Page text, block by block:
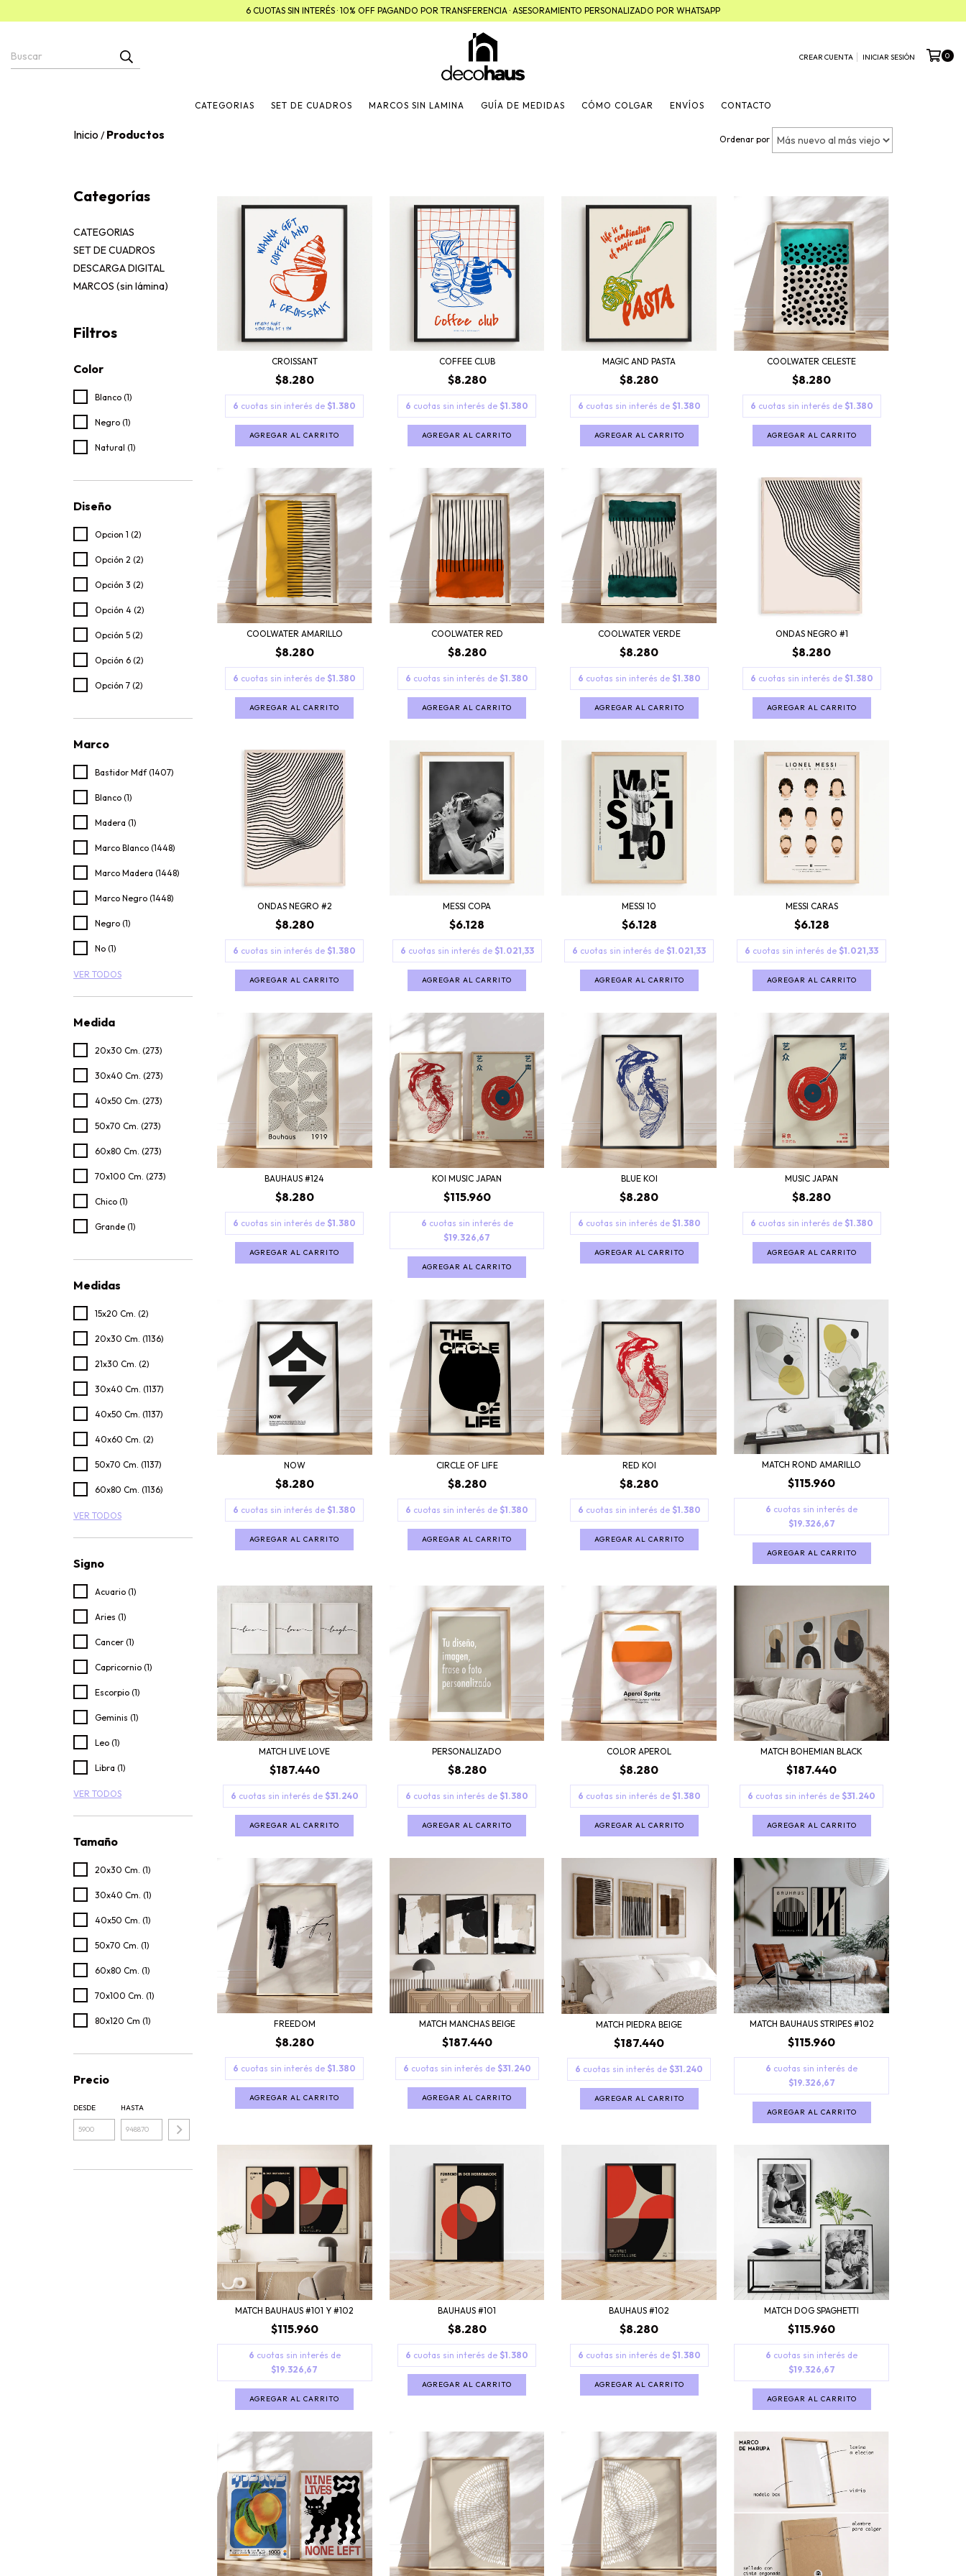
6 CUOTAS SIN INTERÉS · 10% OFF PAGANDO POR TRANSFERENCIA · ASESORAMIENTO PERSONALIZADO POR WHATSAPP
CREAR CUENTA INICIAR SESIÓN 0
CATEGORIAS SET DE CUADROS MARCOS SIN LAMINA GUÍA DE MEDIDAS CÓMO COLGAR ENVÍOS CONTACTO
Inicio / Productos Ordenar por
Categorías
CATEGORIAS
SET DE CUADROS
DESCARGA DIGITAL
MARCOS (sin lámina)
Filtros
Color
Blanco (1)
Negro (1)
Natural (1)
Diseño
Opcion 1 (2)
Opción 2 (2)
Opción 3 (2)
Opción 4 (2)
Opción 5 (2)
Opción 6 (2)
Opción 7 (2)
Marco
Bastidor Mdf (1407)
Blanco (1)
Madera (1)
Marco Blanco (1448)
Marco Madera (1448)
Marco Negro (1448)
Negro (1)
No (1)
VER TODOS
Medida
20x30 Cm. (273)
30x40 Cm. (273)
40x50 Cm. (273)
50x70 Cm. (273)
60x80 Cm. (273)
70x100 Cm. (273)
Chico (1)
Grande (1)
Medidas
15x20 Cm. (2)
20x30 Cm. (1136)
21x30 Cm. (2)
30x40 Cm. (1137)
40x50 Cm. (1137)
40x60 Cm. (2)
50x70 Cm. (1137)
60x80 Cm. (1136)
VER TODOS
Signo
Acuario (1)
Aries (1)
Cancer (1)
Capricornio (1)
Escorpio (1)
Geminis (1)
Leo (1)
Libra (1)
VER TODOS
Tamaño
20x30 Cm. (1)
30x40 Cm. (1)
40x50 Cm. (1)
50x70 Cm. (1)
60x80 Cm. (1)
70x100 Cm. (1)
80x120 Cm (1)
Precio
DESDE HASTA
CROISSANT
$8.280
6 cuotas sin interés de $1.380
AGREGAR AL CARRITO
COFFEE CLUB
$8.280
6 cuotas sin interés de $1.380
AGREGAR AL CARRITO
MAGIC AND PASTA
$8.280
6 cuotas sin interés de $1.380
AGREGAR AL CARRITO
COOLWATER CELESTE
$8.280
6 cuotas sin interés de $1.380
AGREGAR AL CARRITO
COOLWATER AMARILLO
$8.280
6 cuotas sin interés de $1.380
AGREGAR AL CARRITO
COOLWATER RED
$8.280
6 cuotas sin interés de $1.380
AGREGAR AL CARRITO
COOLWATER VERDE
$8.280
6 cuotas sin interés de $1.380
AGREGAR AL CARRITO
ONDAS NEGRO #1
$8.280
6 cuotas sin interés de $1.380
AGREGAR AL CARRITO
ONDAS NEGRO #2
$8.280
6 cuotas sin interés de $1.380
AGREGAR AL CARRITO
MESSI COPA
$6.128
6 cuotas sin interés de $1.021,33
AGREGAR AL CARRITO
MESSI 10
$6.128
6 cuotas sin interés de $1.021,33
AGREGAR AL CARRITO
MESSI CARAS
$6.128
6 cuotas sin interés de $1.021,33
AGREGAR AL CARRITO
BAUHAUS #124
$8.280
6 cuotas sin interés de $1.380
AGREGAR AL CARRITO
KOI MUSIC JAPAN
$115.960
6 cuotas sin interés de
$19.326,67
AGREGAR AL CARRITO
BLUE KOI
$8.280
6 cuotas sin interés de $1.380
AGREGAR AL CARRITO
MUSIC JAPAN
$8.280
6 cuotas sin interés de $1.380
AGREGAR AL CARRITO
NOW
$8.280
6 cuotas sin interés de $1.380
AGREGAR AL CARRITO
CIRCLE OF LIFE
$8.280
6 cuotas sin interés de $1.380
AGREGAR AL CARRITO
RED KOI
$8.280
6 cuotas sin interés de $1.380
AGREGAR AL CARRITO
MATCH ROND AMARILLO
$115.960
6 cuotas sin interés de
$19.326,67
AGREGAR AL CARRITO
MATCH LIVE LOVE
$187.440
6 cuotas sin interés de $31.240
AGREGAR AL CARRITO
PERSONALIZADO
$8.280
6 cuotas sin interés de $1.380
AGREGAR AL CARRITO
COLOR APEROL
$8.280
6 cuotas sin interés de $1.380
AGREGAR AL CARRITO
MATCH BOHEMIAN BLACK
$187.440
6 cuotas sin interés de $31.240
AGREGAR AL CARRITO
FREEDOM
$8.280
6 cuotas sin interés de $1.380
AGREGAR AL CARRITO
MATCH MANCHAS BEIGE
$187.440
6 cuotas sin interés de $31.240
AGREGAR AL CARRITO
MATCH PIEDRA BEIGE
$187.440
6 cuotas sin interés de $31.240
AGREGAR AL CARRITO
MATCH BAUHAUS STRIPES #102
$115.960
6 cuotas sin interés de
$19.326,67
AGREGAR AL CARRITO
MATCH BAUHAUS #101 Y #102
$115.960
6 cuotas sin interés de
$19.326,67
AGREGAR AL CARRITO
BAUHAUS #101
$8.280
6 cuotas sin interés de $1.380
AGREGAR AL CARRITO
BAUHAUS #102
$8.280
6 cuotas sin interés de $1.380
AGREGAR AL CARRITO
MATCH DOG SPAGHETTI
$115.960
6 cuotas sin interés de
$19.326,67
AGREGAR AL CARRITO